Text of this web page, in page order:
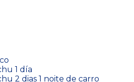
1 día
2 dias 1 noite de carro